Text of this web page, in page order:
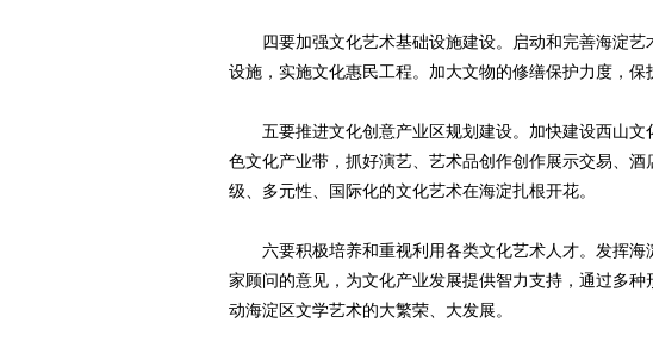
四要加强文化艺术基础设施建设。启动和完善海淀艺
设施，实施文化惠民工程。加大文物的修缮保护力度，保
五要推进文化创意产业区规划建设。加快建设西山文
色文化产业带，抓好演艺、艺术品创作创作展示交易、
级、多元性、国际化的文化艺术在海淀扎根开花。
六要积极培养和重视利用各类文化艺术人才。发挥海
家顾问的意见，为文化产业发展提供智力支持，通过多
动海淀区文学艺术的大繁荣、大发展。